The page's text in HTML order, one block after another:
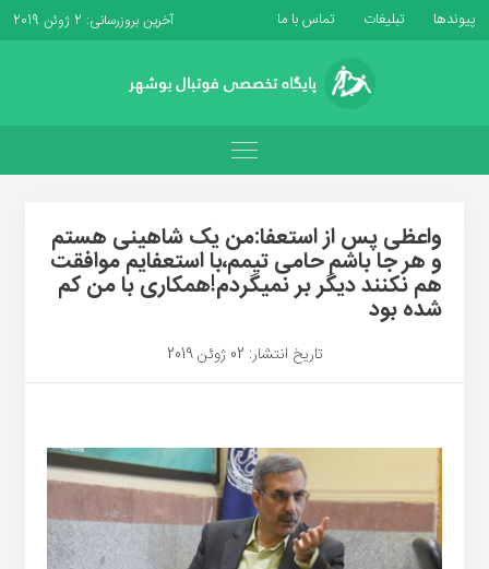
پیوندها تبلیغات تماس با ما آخرین بروزرسانی: 2 ژوئن 2019
واعظی پس از استعفا:من یک شاهینی هستم
و هر جا باشم حامی تیمم،با استعفایم موافقت
هم نکنند دیگر بر نمیگردم!همکاری با من کم
شده بود
تاریخ انتشار: 02 ژوئن 2019